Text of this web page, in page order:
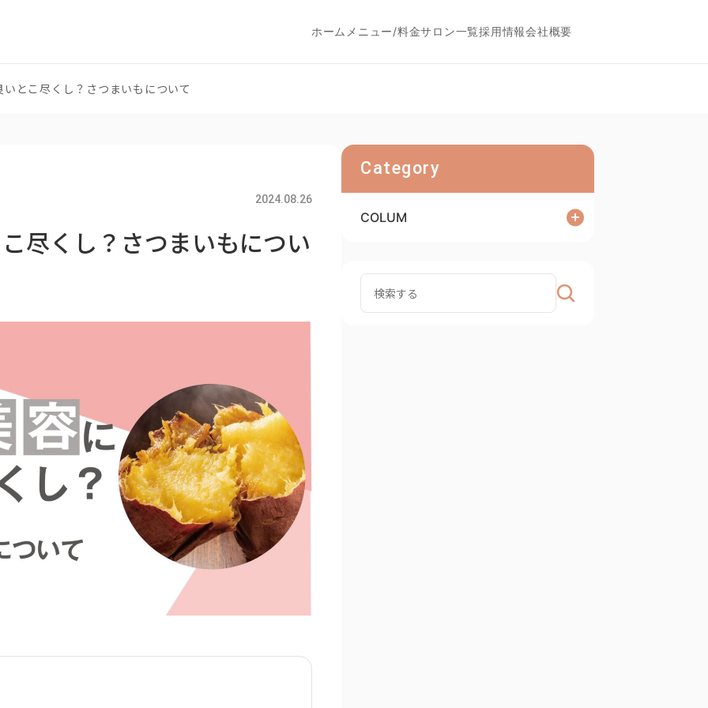
ホーム メニュー/料金サロン一覧採用情報会社概要
とこ尽くし？さつまいもについて
2024.08.26
尽くし？さつまいもについ
Category
COLUM